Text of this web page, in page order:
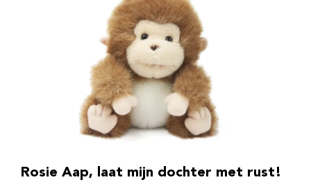
Rosie Aap, laat mijn dochter met rust!